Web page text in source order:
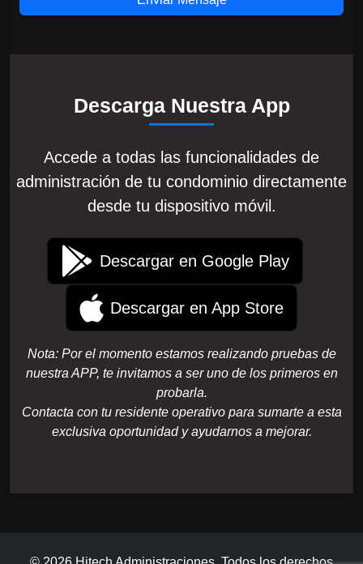
Descarga Nuestra App
Accede a todas las funcionalidades de
administración de tu condominio directamente
desde tu dispositivo móvil.
Descargar en Google Play
Descargar en App Store
Nota: Por el momento estamos realizando pruebas de
nuestra APP, te invitamos a ser uno de los primeros en
probarla.
Contacta con tu residente operativo para sumarte a esta
exclusiva oportunidad y ayudarnos a mejorar.